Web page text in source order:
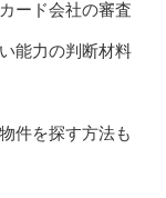
ード会社の審査
能力の判断材料
件を探す方法も